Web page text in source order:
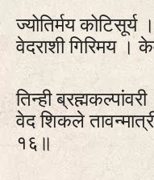
ज्योतिर्मय
वेदराशी गिरिमय
तिन्ही
वेद शिकले
१६॥